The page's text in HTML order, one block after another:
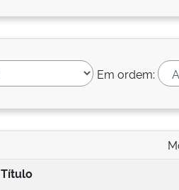
Em ordem:
Título